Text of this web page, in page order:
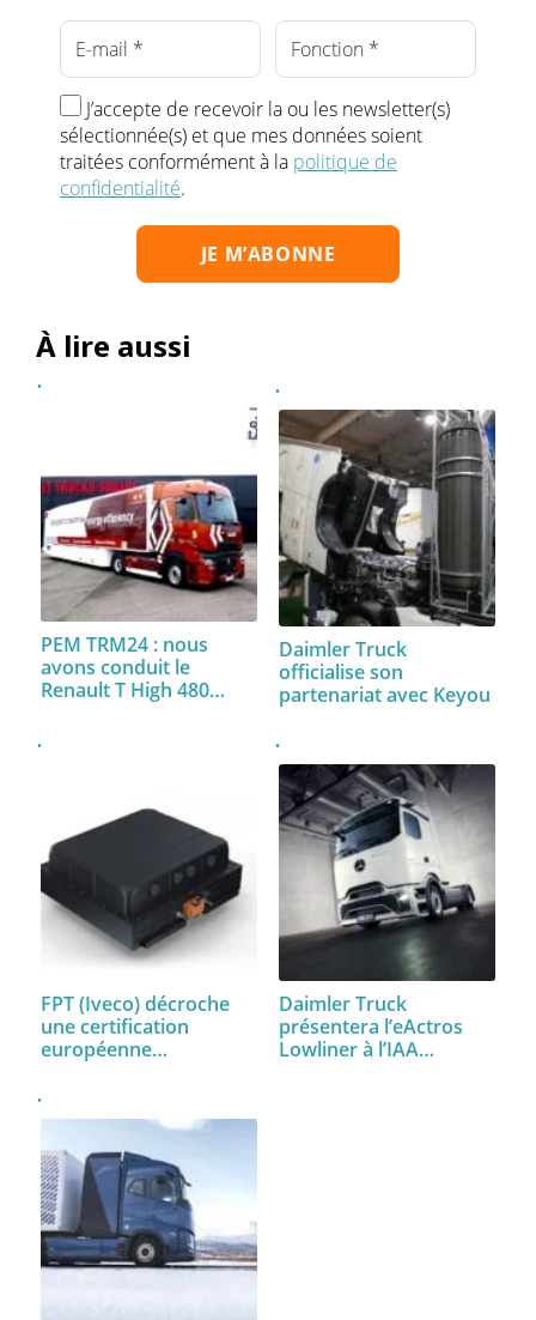
J’accepte de recevoir la ou les newsletter(s)
sélectionnée(s) et que mes données soient
traitées conformément à la politique de
confidentialité.
À lire aussi
PEM TRM24 : nous
avons conduit le
Renault T High 480…
Daimler Truck
officialise son
partenariat avec Keyou
FPT (Iveco) décroche
une certification
européenne…
Daimler Truck
présentera l’eActros
Lowliner à l’IAA…